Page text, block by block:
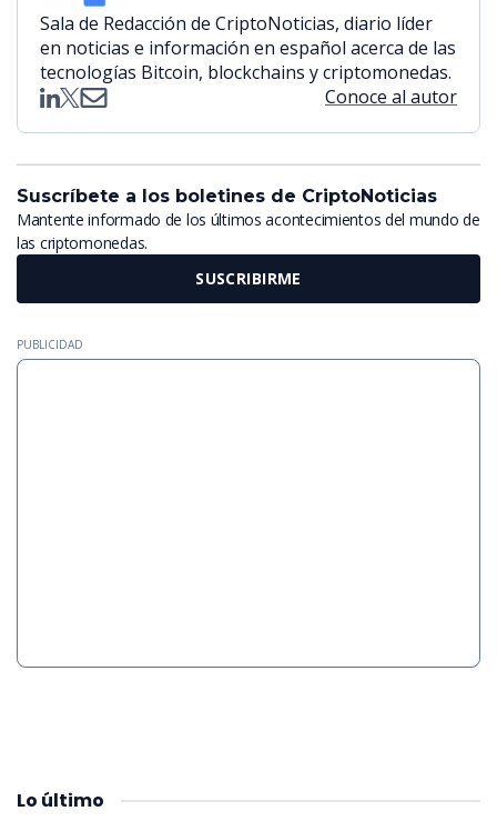
Sala de Redacción de CriptoNoticias, diario líder
en noticias e información en español acerca de las
tecnologías Bitcoin, blockchains y criptomonedas.
Conoce al autor
Suscríbete a los boletines de CriptoNoticias
Mantente informado de los últimos acontecimientos del mundo de
las criptomonedas.
SUSCRIBIRME
PUBLICIDAD
Lo último